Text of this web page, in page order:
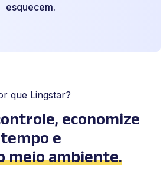
esquecem.
que Lingstar?
economize
tempo e
meio ambiente.